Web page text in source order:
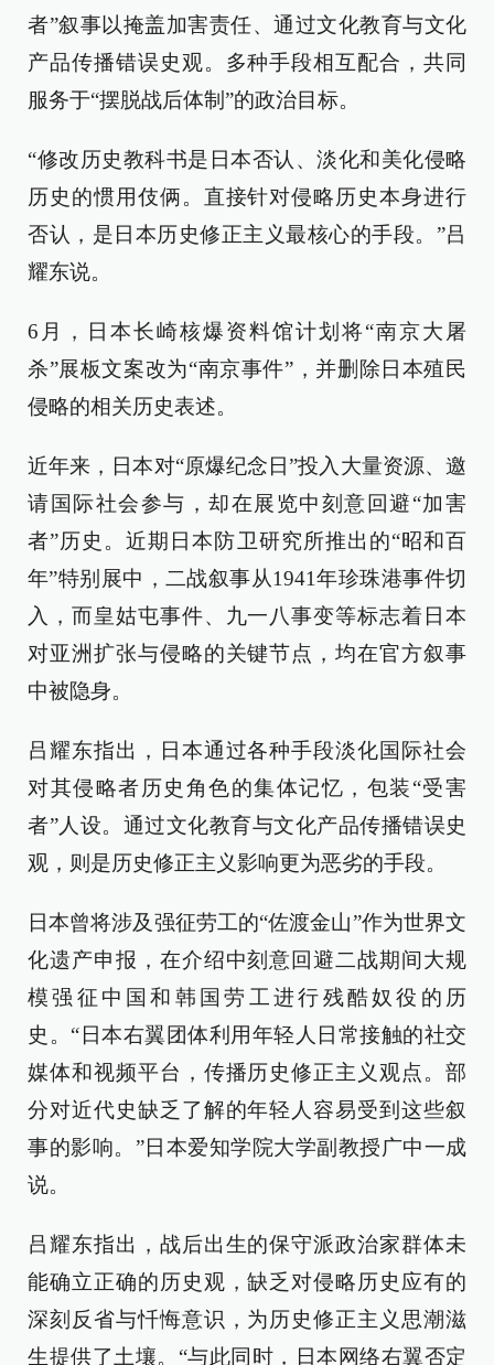
者”叙事以掩盖加害责任、通过文化教育与文化
产品传播错误史观。多种手段相互配合，共同
服务于“摆脱战后体制”的政治目标。
“修改历史教科书是日本否认、淡化和美化侵略
历史的惯用伎俩。直接针对侵略历史本身进行
否认，是日本历史修正主义最核心的手段。”吕
耀东说。
6月，日本长崎核爆资料馆计划将“南京大屠
杀”展板文案改为“南京事件”，并删除日本殖民
侵略的相关历史表述。
近年来，日本对“原爆纪念日”投入大量资源、邀
请国际社会参与，却在展览中刻意回避“加害
者”历史。近期日本防卫研究所推出的“昭和百
年”特别展中，二战叙事从1941年珍珠港事件切
入，而皇姑屯事件、九一八事变等标志着日本
对亚洲扩张与侵略的关键节点，均在官方叙事
中被隐身。
吕耀东指出，日本通过各种手段淡化国际社会
对其侵略者历史角色的集体记忆，包装“受害
者”人设。通过文化教育与文化产品传播错误史
观，则是历史修正主义影响更为恶劣的手段。
日本曾将涉及强征劳工的“佐渡金山”作为世界文
化遗产申报，在介绍中刻意回避二战期间大规
模强征中国和韩国劳工进行残酷奴役的历
史。“日本右翼团体利用年轻人日常接触的社交
媒体和视频平台，传播历史修正主义观点。部
分对近代史缺乏了解的年轻人容易受到这些叙
事的影响。”日本爱知学院大学副教授广中一成
说。
吕耀东指出，战后出生的保守派政治家群体未
能确立正确的历史观，缺乏对侵略历史应有的
深刻反省与忏悔意识，为历史修正主义思潮滋
生提供了土壤。“与此同时，日本网络右翼否定